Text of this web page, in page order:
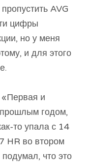
AVG
цифры
но у меня
и для этого
и
годом,
то упала с 14
HR во втором
что это